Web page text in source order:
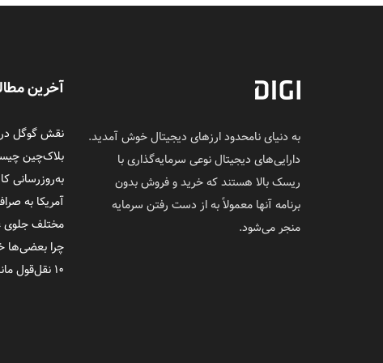
به دنیای نامحدود ارزهای دیجیتال خوش آمدید.
دارایی‌های دیجیتال نوعی سرمایه‌گذاری با
ریسک بالا هستند که خرید و فروش بدون
برنامه آنها معمولاً به از دست رفتن سرمایه
منجر می‌شود.
آخرین
نقش گوگل در
بلاک‌چین
به‌روزرسانی
آمریکا به
مختلف جلوی
چرا بعضی‌ها
۱۰ نقل‌قول ماندگار از ساتوشی ناکاموتو